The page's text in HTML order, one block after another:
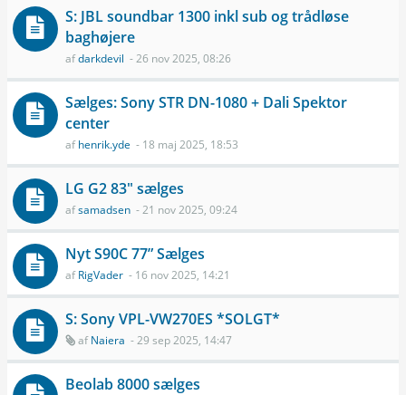
S: JBL soundbar 1300 inkl sub og trådløse
baghøjere
afdarkdevil - 26 nov 2025, 08:26
Sælges: Sony STR DN-1080 + Dali Spektor
center
afhenrik.yde - 18 maj 2025, 18:53
LG G2 83" sælges
afsamadsen - 21 nov 2025, 09:24
Nyt S90C 77” Sælges
afRigVader - 16 nov 2025, 14:21
S: Sony VPL-VW270ES *SOLGT*
afNaiera - 29 sep 2025, 14:47
Beolab 8000 sælges